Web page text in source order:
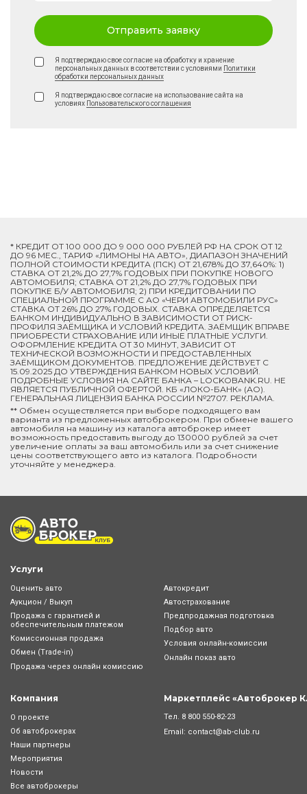
Отправить заявку
Я подтверждаю свое согласие на обработку и хранение
персональных данных в соответствии с условиями Политики
обработки персональных данных
Я подтверждаю свое согласие на использование сайта на
условиях Пользовательского соглашения
* КРЕДИТ ОТ 100 000 ДО 9 000 000 РУБЛЕЙ РФ НА СРОК ОТ 12
ДО 96 МЕС., ТАРИФ «ЛИМОНЫ НА АВТО», ДИАПАЗОН ЗНАЧЕНИЙ
ПОЛНОЙ СТОИМОСТИ КРЕДИТА (ПСК) ОТ 21,678% ДО 37,640%: 1)
СТАВКА ОТ 21,2% ДО 27,7% ГОДОВЫХ ПРИ ПОКУПКЕ НОВОГО
АВТОМОБИЛЯ; СТАВКА ОТ 21,2% ДО 27,7% ГОДОВЫХ ПРИ
ПОКУПКЕ Б/У АВТОМОБИЛЯ; 2) ПРИ КРЕДИТОВАНИИ ПО
СПЕЦИАЛЬНОЙ ПРОГРАММЕ C АО «ЧЕРИ АВТОМОБИЛИ РУС»
СТАВКА ОТ 26% ДО 27% ГОДОВЫХ. СТАВКА ОПРЕДЕЛЯЕТСЯ
БАНКОМ ИНДИВИДУАЛЬНО В ЗАВИСИМОСТИ ОТ РИСК-
ПРОФИЛЯ ЗАЁМЩИКА И УСЛОВИЙ КРЕДИТА. ЗАЁМЩИК ВПРАВЕ
ПРИОБРЕСТИ СТРАХОВАНИЕ ИЛИ ИНЫЕ ПЛАТНЫЕ УСЛУГИ.
ОФОРМЛЕНИЕ КРЕДИТА ОТ 30 МИНУТ, ЗАВИСИТ ОТ
ТЕХНИЧЕСКОЙ ВОЗМОЖНОСТИ И ПРЕДОСТАВЛЕННЫХ
ЗАЁМЩИКОМ ДОКУМЕНТОВ. ПРЕДЛОЖЕНИЕ ДЕЙСТВУЕТ С
15.09.2025 ДО УТВЕРЖДЕНИЯ БАНКОМ НОВЫХ УСЛОВИЙ.
ПОДРОБНЫЕ УСЛОВИЯ НА САЙТЕ БАНКА – LOCKOBANK.RU. НЕ
ЯВЛЯЕТСЯ ПУБЛИЧНОЙ ОФЕРТОЙ. КБ «ЛОКО-БАНК» (АО).
ГЕНЕРАЛЬНАЯ ЛИЦЕНЗИЯ БАНКА РОССИИ №2707. РЕКЛАМА.
** Обмен осуществляется при выборе подходящего вам
варианта из предложенных автоброкером. При обмене вашего
автомобиля на машину из каталога автоброкер имеет
возможность предоставить выгоду до 130000 рублей за счет
увеличение оплаты за ваш автомобиль или за счет снижение
цены соответствующего авто из каталога. Подробности
уточняйте у менеджера.
Услуги
Оценить авто
Аукцион / Выкуп
Продажа с гарантией и
обеспечительным платежом
Комиссионная продажа
Обмен (Trade-in)
Продажа через онлайн комиссию
Автокредит
Автострахование
Предпродажная подготовка
Подбор авто
Условия онлайн-комиcсии
Онлайн показ авто
Компания
О проекте
Об автоброкерах
Наши партнеры
Мероприятия
Новости
Все автоброкеры
Маркетплейс «Автоброкер
Тел. 8 800 550-82-23
Email: contact@ab-club.ru